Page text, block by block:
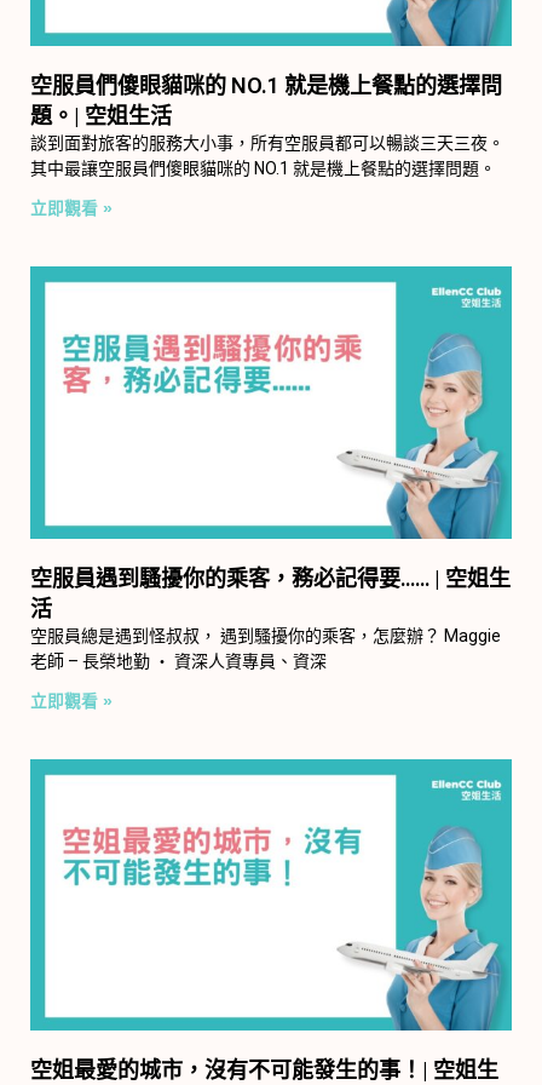
空服員們傻眼貓咪的 NO.1 就是機上餐點的選擇問
題。| 空姐生活
談到面對旅客的服務大小事，所有空服員都可以暢談三天三夜。
其中最讓空服員們傻眼貓咪的 NO.1 就是機上餐點的選擇問題。
立即觀看 »
空服員遇到騷擾你的乘客，務必記得要…… | 空姐生
活
空服員總是遇到怪叔叔， 遇到騷擾你的乘客，怎麼辦？ Maggie
老師 – 長榮地勤 ‧ 資深人資專員、資深
立即觀看 »
空姐最愛的城市，沒有不可能發生的事！| 空姐生